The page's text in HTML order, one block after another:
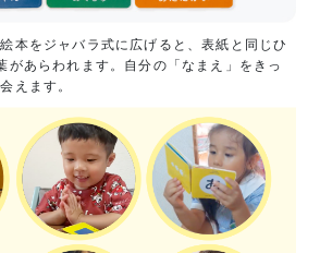
本をジャバラ式に広げると、表紙と同じひ
があらわれます。自分の「なまえ」をきっ
えます。